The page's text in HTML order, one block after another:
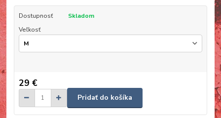
Dostupnosť
Skladom
Veľkosť
29 €
Pridať do košíka